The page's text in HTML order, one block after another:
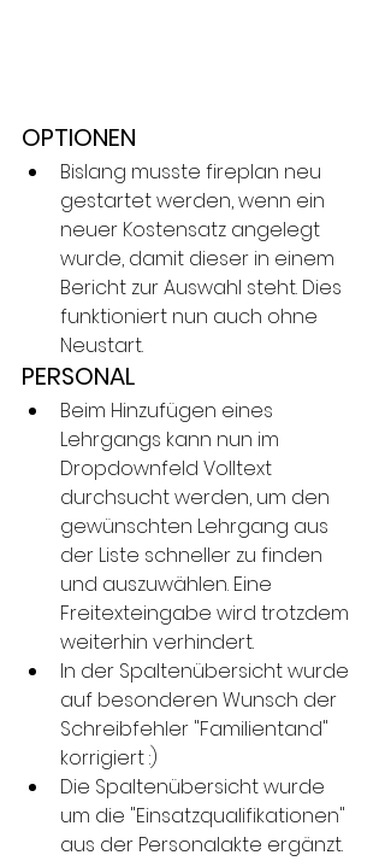
OPTIONEN
Bislang musste fireplan neu
gestartet werden, wenn ein
neuer Kostensatz angelegt
wurde, damit dieser in einem
Bericht zur Auswahl steht. Dies
funktioniert nun auch ohne
Neustart.
PERSONAL
Beim Hinzufügen eines
Lehrgangs kann nun im
Dropdownfeld Volltext
durchsucht werden, um den
gewünschten Lehrgang aus
der Liste schneller zu finden
und auszuwählen. Eine
Freitexteingabe wird trotzdem
weiterhin verhindert.
In der Spaltenübersicht wurde
auf besonderen Wunsch der
Schreibfehler "Familientand"
korrigiert :)
Die Spaltenübersicht wurde
um die "Einsatzqualifikationen"
aus der Personalakte ergänzt.